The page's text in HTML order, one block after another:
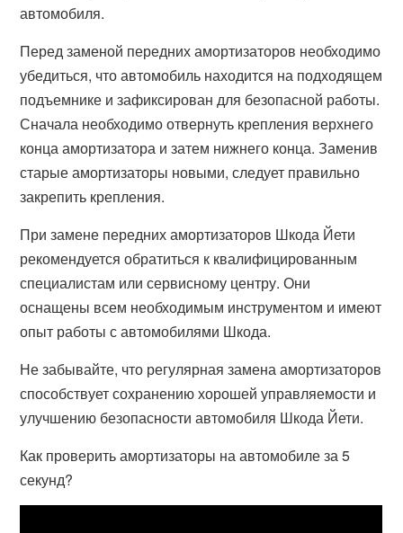
автомобиля.
Перед заменой передних амортизаторов необходимо
убедиться, что автомобиль находится на подходящем
подъемнике и зафиксирован для безопасной работы.
Сначала необходимо отвернуть крепления верхнего
конца амортизатора и затем нижнего конца. Заменив
старые амортизаторы новыми, следует правильно
закрепить крепления.
При замене передних амортизаторов Шкода Йети
рекомендуется обратиться к квалифицированным
специалистам или сервисному центру. Они
оснащены всем необходимым инструментом и имеют
опыт работы с автомобилями Шкода.
Не забывайте, что регулярная замена амортизаторов
способствует сохранению хорошей управляемости и
улучшению безопасности автомобиля Шкода Йети.
Как проверить амортизаторы на автомобиле за 5
секунд?